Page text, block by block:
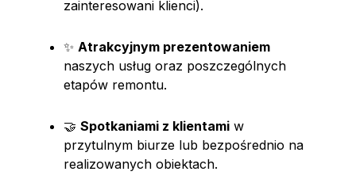
zainteresowani klienci).
✨ Atrakcyjnym prezentowaniem
naszych usług oraz poszczególnych
etapów remontu.
🤝 Spotkaniami z klientami w
przytulnym biurze lub bezpośrednio na
realizowanych obiektach.